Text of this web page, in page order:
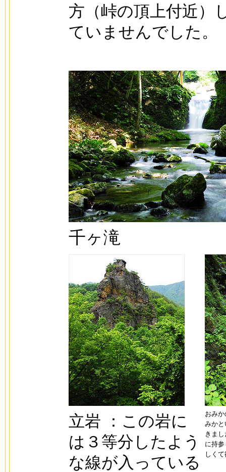
方（峠の頂上付近）
ていませんでした。
千ヶ滝
立岩 ：この岩に
は３等分したよう
な線が入っている
おみ
みかと
きま
に持
しく